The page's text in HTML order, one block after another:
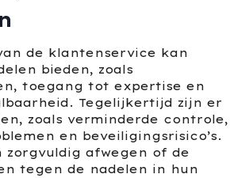
de klantenservice kan
bieden, zoals
toegang tot expertise en
Tegelijkertijd zijn er
zoals verminderde controle,
en beveiligingsrisico’s.
zorgvuldig afwegen of de
tegen de nadelen in hun